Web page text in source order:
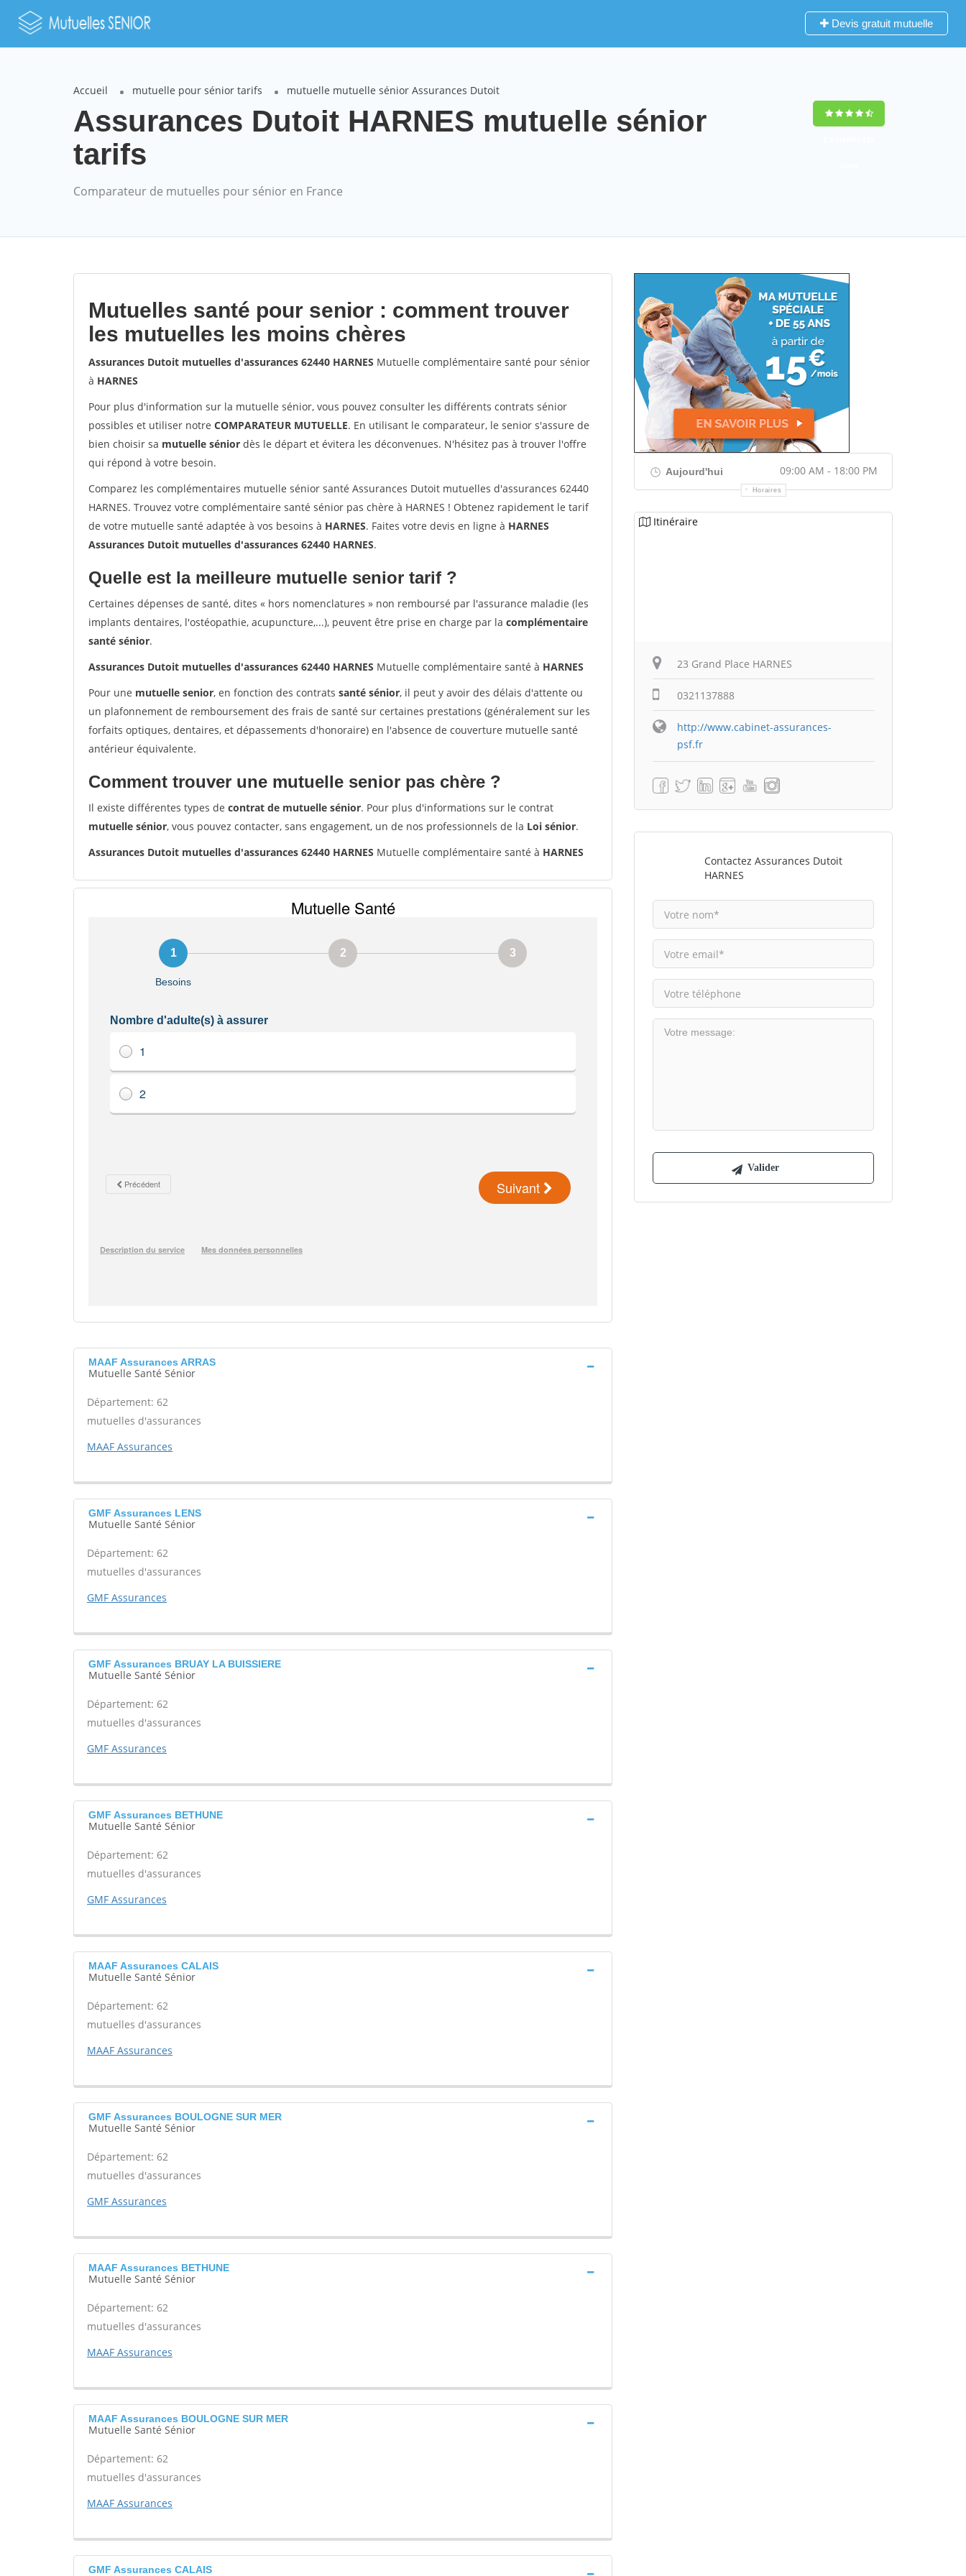
Devis gratuit mutuelle
Accueil mutuelle pour sénior tarifs mutuelle mutuelle sénior Assurances Dutoit
Assurances Dutoit HARNES mutuelle sénior
tarifs
Comparateur de mutuelles pour sénior en France
Mutuelles santé pour senior : comment trouver
les mutuelles les moins chères
Assurances Dutoit mutuelles d'assurances 62440 HARNES Mutuelle complémentaire santé pour sénior
à HARNES
Pour plus d'information sur la mutuelle sénior, vous pouvez consulter les différents contrats sénior
possibles et utiliser notre COMPARATEUR MUTUELLE. En utilisant le comparateur, le senior s'assure de
bien choisir sa mutuelle sénior dès le départ et évitera les déconvenues. N'hésitez pas à trouver l'offre
qui répond à votre besoin.
Comparez les complémentaires mutuelle sénior santé Assurances Dutoit mutuelles d'assurances 62440
HARNES. Trouvez votre complémentaire santé sénior pas chère à HARNES ! Obtenez rapidement le tarif
de votre mutuelle santé adaptée à vos besoins à HARNES. Faites votre devis en ligne à HARNES
Assurances Dutoit mutuelles d'assurances 62440 HARNES.
Quelle est la meilleure mutuelle senior tarif ?
Certaines dépenses de santé, dites « hors nomenclatures » non remboursé par l'assurance maladie (les
implants dentaires, l'ostéopathie, acupuncture,...), peuvent être prise en charge par la complémentaire
santé sénior.
Assurances Dutoit mutuelles d'assurances 62440 HARNES Mutuelle complémentaire santé à HARNES
Pour une mutuelle senior, en fonction des contrats santé sénior, il peut y avoir des délais d'attente ou
un plafonnement de remboursement des frais de santé sur certaines prestations (généralement sur les
forfaits optiques, dentaires, et dépassements d'honoraire) en l'absence de couverture mutuelle santé
antérieur équivalente.
Comment trouver une mutuelle senior pas chère ?
Il existe différentes types de contrat de mutuelle sénior. Pour plus d'informations sur le contrat
mutuelle sénior, vous pouvez contacter, sans engagement, un de nos professionnels de la Loi sénior.
Assurances Dutoit mutuelles d'assurances 62440 HARNES Mutuelle complémentaire santé à HARNES
MAAF Assurances ARRAS
Mutuelle Santé Sénior
Département: 62
mutuelles d'assurances
MAAF Assurances
GMF Assurances LENS
Mutuelle Santé Sénior
Département: 62
mutuelles d'assurances
GMF Assurances
GMF Assurances BRUAY LA BUISSIERE
Mutuelle Santé Sénior
Département: 62
mutuelles d'assurances
GMF Assurances
GMF Assurances BETHUNE
Mutuelle Santé Sénior
Département: 62
mutuelles d'assurances
GMF Assurances
MAAF Assurances CALAIS
Mutuelle Santé Sénior
Département: 62
mutuelles d'assurances
MAAF Assurances
GMF Assurances BOULOGNE SUR MER
Mutuelle Santé Sénior
Département: 62
mutuelles d'assurances
GMF Assurances
MAAF Assurances BETHUNE
Mutuelle Santé Sénior
Département: 62
mutuelles d'assurances
MAAF Assurances
MAAF Assurances BOULOGNE SUR MER
Mutuelle Santé Sénior
Département: 62
mutuelles d'assurances
MAAF Assurances
GMF Assurances CALAIS
Aujourd'hui 09:00 AM - 18:00 PM
Horaires
Itinéraire
23 Grand Place HARNES
0321137888
http://www.cabinet-assurances-
psf.fr
Contactez Assurances Dutoit
HARNES